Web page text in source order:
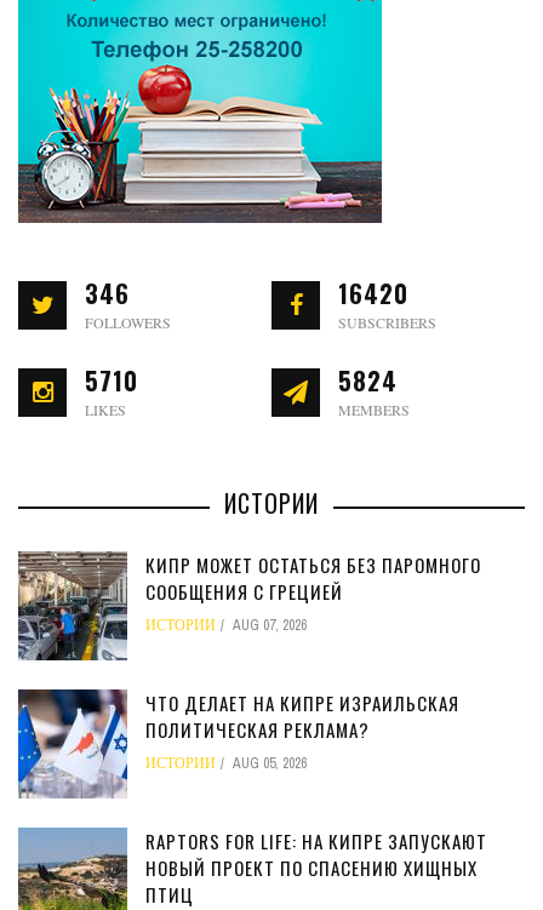
346
FOLLOWERS
16420
SUBSCRIBERS
5710
LIKES
5824
MEMBERS
ИСТОРИИ
КИПР МОЖЕТ ОСТАТЬСЯ БЕЗ ПАРОМНОГО
СООБЩЕНИЯ С ГРЕЦИЕЙ
ИСТОРИИ AUG 07, 2026
ЧТО ДЕЛАЕТ НА КИПРЕ ИЗРАИЛЬСКАЯ
ПОЛИТИЧЕСКАЯ РЕКЛАМА?
ИСТОРИИ AUG 05, 2026
RAPTORS FOR LIFE: НА КИПРЕ ЗАПУСКАЮТ
НОВЫЙ ПРОЕКТ ПО СПАСЕНИЮ ХИЩНЫХ
ПТИЦ